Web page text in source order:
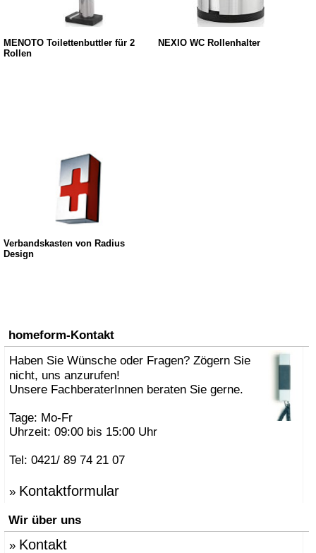
MENOTO Toilettenbuttler für 2
Rollen
NEXIO WC Rollenhalter
Verbandskasten von Radius
Design
homeform-Kontakt
Haben Sie Wünsche oder Fragen? Zögern Sie
nicht, uns anzurufen!
Unsere FachberaterInnen beraten Sie gerne.
Tage: Mo-Fr
Uhrzeit: 09:00 bis 15:00 Uhr
Tel: 0421/ 89 74 21 07
» Kontaktformular
Wir über uns
» Kontakt